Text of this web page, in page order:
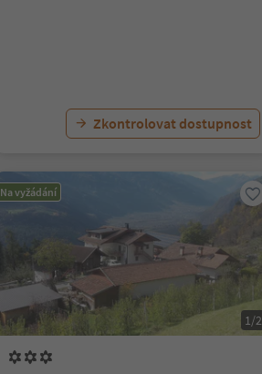
Zkontrolovat dostupnost
Na vyžádání
1/2